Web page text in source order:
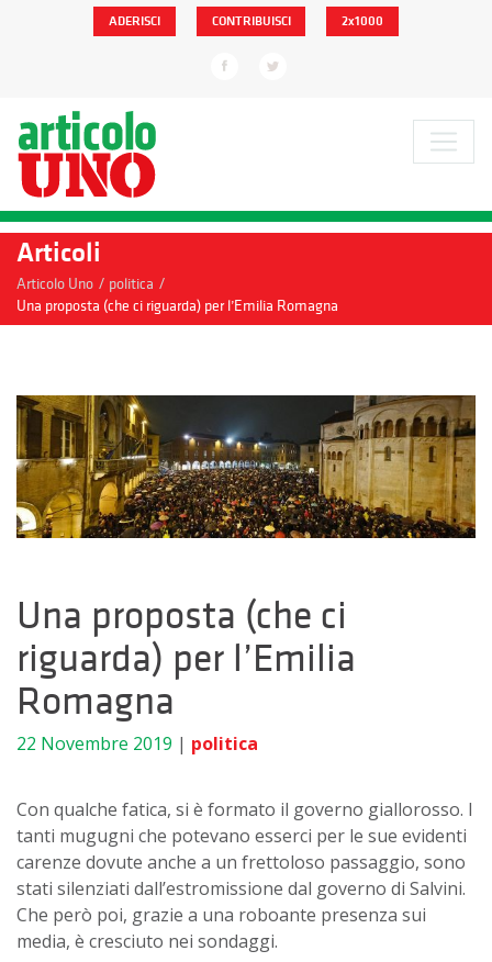
ADERISCI CONTRIBUISCI 2x1000
Articoli
Articolo Uno / politica /
Una proposta (che ci riguarda) per l’Emilia Romagna
Una proposta (che ci
riguarda) per l’Emilia
Romagna
22 Novembre 2019 | politica
Con qualche fatica, si è formato il governo giallorosso. I
tanti mugugni che potevano esserci per le sue evidenti
carenze dovute anche a un frettoloso passaggio, sono
stati silenziati dall’estromissione dal governo di Salvini.
Che però poi, grazie a una roboante presenza sui
media, è cresciuto nei sondaggi.